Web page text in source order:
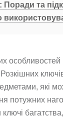
Поради та
які
потужних